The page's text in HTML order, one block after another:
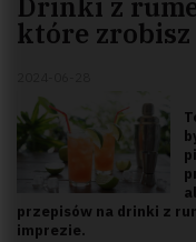
które
przepisów na drinki z
imprezie.